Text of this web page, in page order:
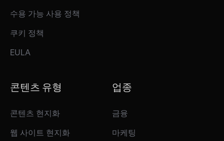
수용 가능 사용 정책
쿠키 정책
EULA
콘텐츠 유형
콘텐츠 현지화
웹 사이트 현지화
업종
금융
마케팅